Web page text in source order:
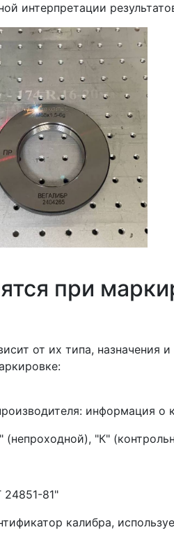
интерпретации
при
от их типа, назначения
информация о
"К"
81"
калибра,